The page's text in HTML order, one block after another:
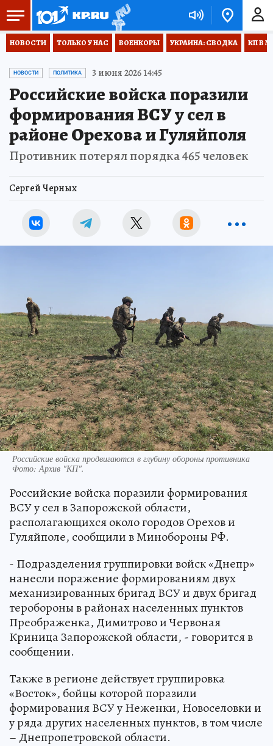
НОВОСТИ ТОЛЬКО У НАС ВОЕНКОРЫ УКРАИНА: СВОДКА КП В
НОВОСТИ ПОЛИТИКА 3 июня 2026 14:45
Российские войска поразили
формирования ВСУ у сел в
районе Орехова и Гуляйполя
Противник потерял порядка 465 человек
Сергей Черных
Российские войска продвигаются в глубину обороны противника
Фото:Архив "КП".
Российские войска поразили формирования
ВСУ у сел в Запорожской области,
располагающихся около городов Орехов и
Гуляйполе, сообщили в Минобороны РФ.
- Подразделения группировки войск «Днепр»
нанесли поражение формированиям двух
механизированных бригад ВСУ и двух бригад
теробороны в районах населенных пунктов
Преображенка, Димитрово и Червоная
Криница Запорожской области, - говорится в
сообщении.
Также в регионе действует группировка
«Восток», бойцы которой поразили
формирования ВСУ у Неженки, Новоселовки и
у ряда других населенных пунктов, в том числе
– Днепропетровской области.